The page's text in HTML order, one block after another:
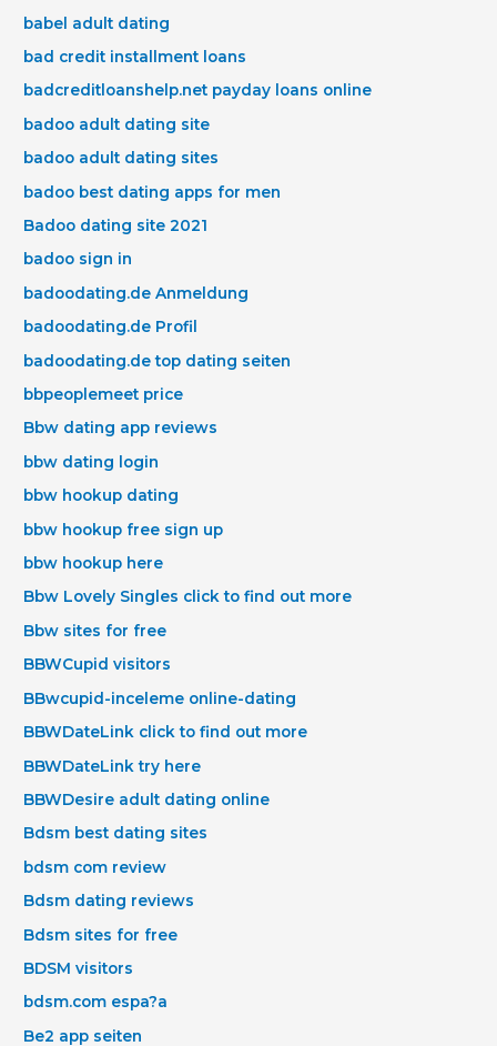
babel adult dating
bad credit installment loans
badcreditloanshelp.net payday loans online
badoo adult dating site
badoo adult dating sites
badoo best dating apps for men
Badoo dating site 2021
badoo sign in
badoodating.de Anmeldung
badoodating.de Profil
badoodating.de top dating seiten
bbpeoplemeet price
Bbw dating app reviews
bbw dating login
bbw hookup dating
bbw hookup free sign up
bbw hookup here
Bbw Lovely Singles click to find out more
Bbw sites for free
BBWCupid visitors
BBwcupid-inceleme online-dating
BBWDateLink click to find out more
BBWDateLink try here
BBWDesire adult dating online
Bdsm best dating sites
bdsm com review
Bdsm dating reviews
Bdsm sites for free
BDSM visitors
bdsm.com espa?a
Be2 app seiten